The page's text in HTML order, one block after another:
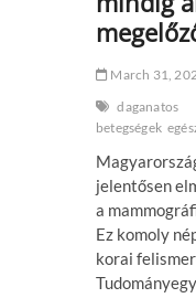
March 31,
daganatos
betegségek
jelentősen
a
Ez komoly
korai